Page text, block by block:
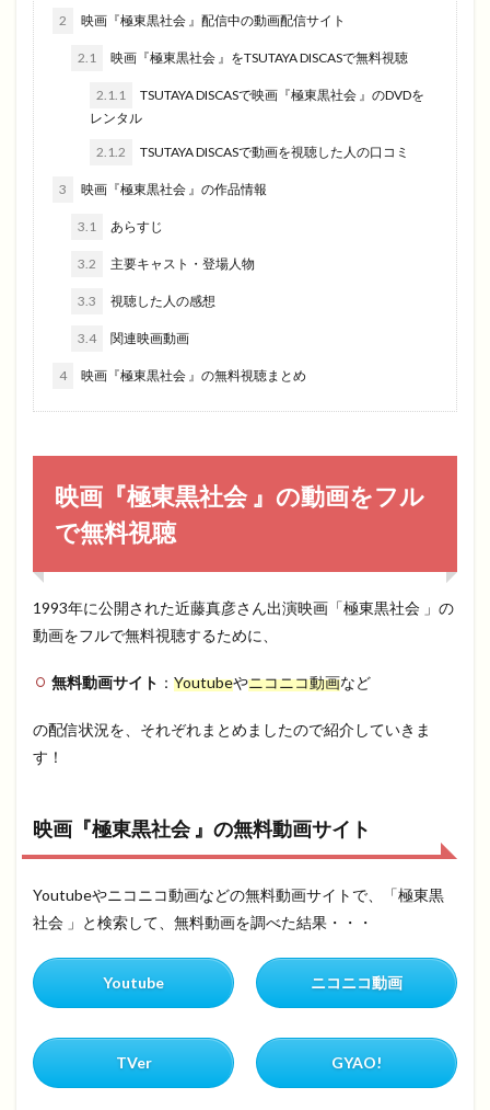
2 映画『極東黒社会 』配信中の動画配信サイト
2.1 映画『極東黒社会 』をTSUTAYA DISCASで無料視聴
2.1.1
TSUTAYA DISCASで映画『極東黒社会 』のDVDを
レンタル
2.1.2 TSUTAYA DISCASで動画を視聴した人の口コミ
3 映画『極東黒社会 』の作品情報
3.1 あらすじ
3.2 主要キャスト・登場人物
3.3 視聴した人の感想
3.4 関連映画動画
4 映画『極東黒社会 』の無料視聴まとめ
映画『極東黒社会 』の動画をフル
で無料視聴
1993年に公開された近藤真彦さん出演映画「極東黒社会 」の
動画をフルで無料視聴するために、
無料動画サイト ： Youtubeやニコニコ動画など
の配信状況を、それぞれまとめましたので紹介していきま
す！
映画『極東黒社会 』の無料動画サイト
Youtubeやニコニコ動画などの無料動画サイトで、「極東黒
社会 」と検索して、無料動画を調べた結果・・・
Youtube ニコニコ動画
TVer GYAO!